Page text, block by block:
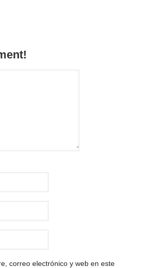
correo electrónico y web en este